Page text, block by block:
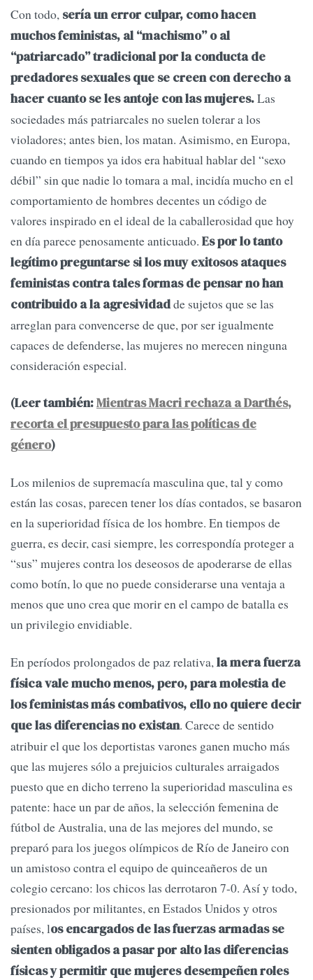
Con todo, sería un error culpar, como hacen
muchos feministas, al “machismo” o al
“patriarcado” tradicional por la conducta de
predadores sexuales que se creen con derecho a
hacer cuanto se les antoje con las mujeres.Las
sociedades más patriarcales no suelen tolerar a los
violadores; antes bien, los matan. Asimismo, en Europa,
cuando en tiempos ya idos era habitual hablar del “sexo
débil” sin que nadie lo tomara a mal, incidía mucho en el
comportamiento de hombres decentes un código de
valores inspirado en el ideal de la caballerosidad que hoy
en día parece penosamente anticuado. Es por lo tanto
legítimo preguntarse si los muy exitosos ataques
feministas contra tales formas de pensar no han
contribuido a la agresividadde sujetos que se las
arreglan para convencerse de que, por ser igualmente
capaces de defenderse, las mujeres no merecen ninguna
consideración especial.
(Leer también:Mientras Macri rechaza a Darthés,
recorta el presupuesto para las políticas de
género)
Los milenios de supremacía masculina que, tal y como
están las cosas, parecen tener los días contados, se basaron
en la superioridad física de los hombre. En tiempos de
guerra, es decir, casi siempre, les correspondía proteger a
“sus” mujeres contra los deseosos de apoderarse de ellas
como botín, lo que no puede considerarse una ventaja a
menos que uno crea que morir en el campo de batalla es
un privilegio envidiable.
En períodos prolongados de paz relativa,la mera fuerza
física vale mucho menos, pero, para molestia de
los feministas más combativos, ello no quiere decir
que las diferencias no existan. Carece de sentido
atribuir el que los deportistas varones ganen mucho más
que las mujeres sólo a prejuicios culturales arraigados
puesto que en dicho terreno la superioridad masculina es
patente: hace un par de años, la selección femenina de
fútbol de Australia, una de las mejores del mundo, se
preparó para los juegos olímpicos de Río de Janeiro con
un amistoso contra el equipo de quinceañeros de un
colegio cercano: los chicos las derrotaron 7-0. Así y todo,
presionados por militantes, en Estados Unidos y otros
países, los encargados de las fuerzas armadas se
sienten obligados a pasar por alto las diferencias
físicas y permitir que mujeres desempeñen roles